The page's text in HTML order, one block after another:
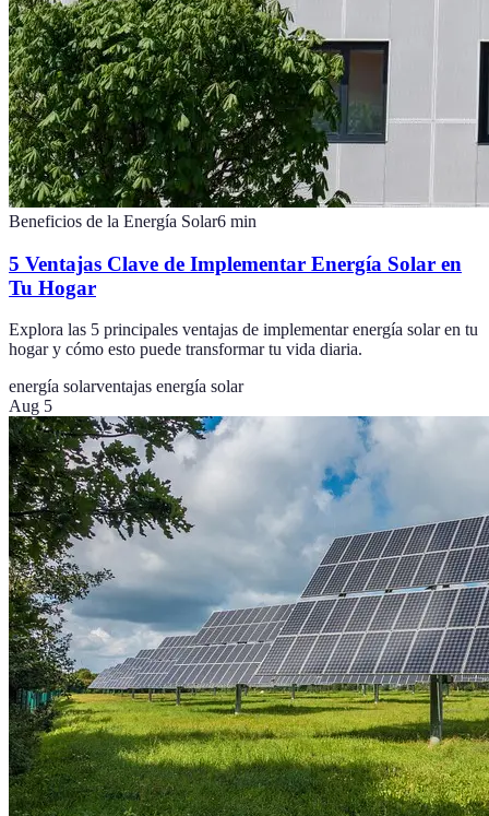
Beneficios de la Energía Solar6 min
5 Ventajas Clave de Implementar Energía Solar en
Tu Hogar
Explora las 5 principales ventajas de implementar energía solar en tu
hogar y cómo esto puede transformar tu vida diaria.
energía solarventajas energía solar
Aug 5